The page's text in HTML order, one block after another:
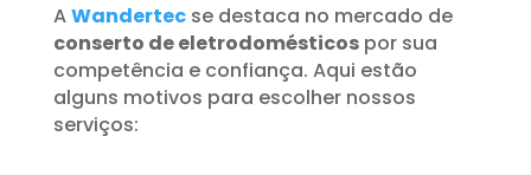
AWandertecse destaca no mercado de
conserto de eletrodomésticospor sua
competência e confiança. Aqui estão
alguns motivos para escolher nossos
serviços: